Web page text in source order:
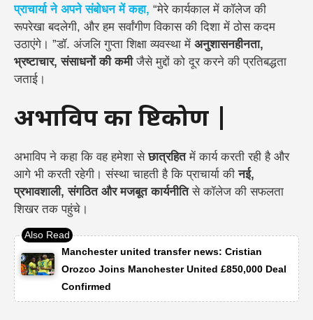
प्राचार्या ने अपने संबोधन में कहा, “मेरे कार्यकाल में कॉलेज की
रूपरेखा बदलेगी, और हम सर्वांगीण विकास की दिशा में ठोस कदम
उठाएंगे। ”डॉ. अंजलि गुप्ता शिक्षा व्यवस्था में अनुशासनहीनता,
भ्रष्टाचार, संसाधनों की कमीजैसे मुद्दों को दूर करने की प्रतिबद्धता
जताई।
अभाविप का दृष्टिकोण |
अभाविप ने कहा कि वह हमेशा सेछात्रहितमें कार्य करती रही है और
आगे भी करती रहेगी। संस्था चाहती है कि प्राचार्या कीनई,
प्रभावशाली, संगठित और मजबूत कार्यनीतिसे कॉलेज की सफलता
शिखर तक पहुंचे।
Manchester united transfer news: Cristian
Orozco Joins Manchester United £850,000 Deal
Confirmed